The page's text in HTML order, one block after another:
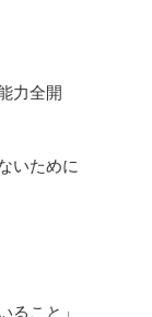
力全開
いために
ること」